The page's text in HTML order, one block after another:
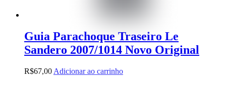
Guia Parachoque Traseiro Le
Sandero 2007/1014 Novo Original
R$67,00 Adicionar ao carrinho